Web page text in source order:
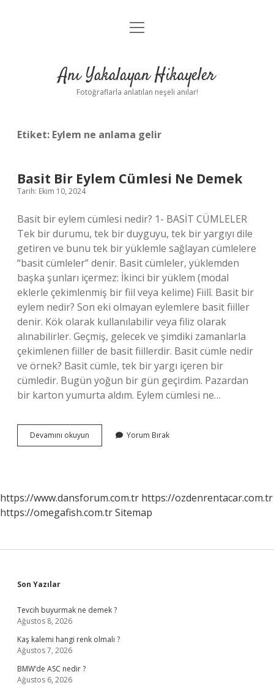
Anasayfa
Yasal Uyarı
menüyü
Anı Yakalayan Hikayeler
Fotoğraflarla anlatılan neşeli anılar!
Etiket: Eylem ne anlama gelir
Basit Bir Eylem Cümlesi Ne Demek
Tarih: Ekim 10, 2024
Basit bir eylem cümlesi nedir? 1- BASİT CÜMLELER
Tek bir durumu, tek bir duyguyu, tek bir yargıyı dile
getiren ve bunu tek bir yüklemle sağlayan cümlelere
“basit cümleler” denir. Basit cümleler, yüklemden
başka şunları içermez: İkinci bir yüklem (modal
eklerle çekimlenmiş bir fiil veya kelime) Fiilî. Basit bir
eylem nedir? Son eki olmayan eylemlere basit fiiller
denir. Kök olarak kullanılabilir veya filiz olarak
alınabilirler. Geçmiş, gelecek ve şimdiki zamanlarla
çekimlenen fiiller de basit fiillerdir. Basit cümle nedir
ve örnek? Basit cümle, tek bir yargı içeren bir
cümledir. Bugün yoğun bir gün geçirdim. Pazardan
bir karton yumurta aldım. Eylem cümlesi ne…
Devamını okuyun
Bir
Yorum Bırak
https://www.dansforum.com.tr https://ozdenrentacar.com.tr
https://omegafish.com.trSitemap
Sidebar
Son Yazılar
Tevcih buyurmak ne demek ?
Ağustos 8, 2026
Kaş kalemi hangi renk olmalı ?
Ağustos 7, 2026
BMW’de ASC nedir ?
Ağustos 6, 2026